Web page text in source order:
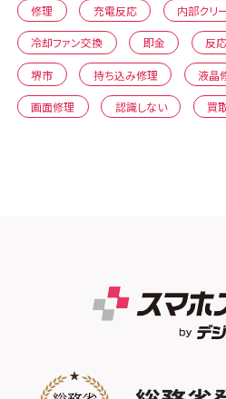
修理 充電反応 内部クリ
冷却ファン交換 即金 反
堺市 持ち込み修理 液晶
画面修理 認識しない 買